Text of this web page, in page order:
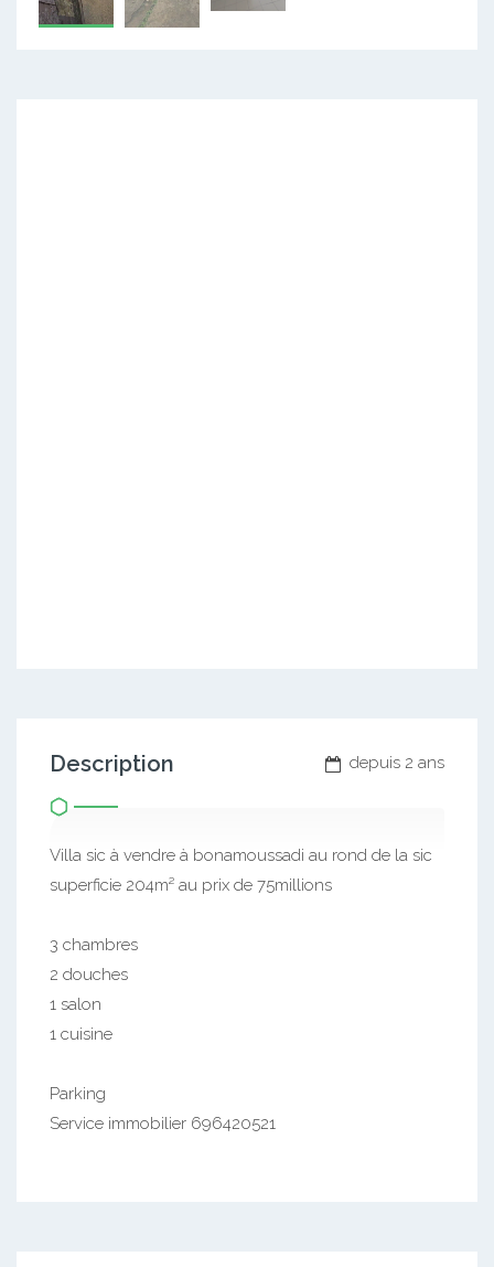
depuis 2 ans
Description
Villa sic à vendre à bonamoussadi au rond de la sic
superficie 204m² au prix de 75millions
3 chambres
2 douches
1 salon
1 cuisine
Parking
Service immobilier 696420521